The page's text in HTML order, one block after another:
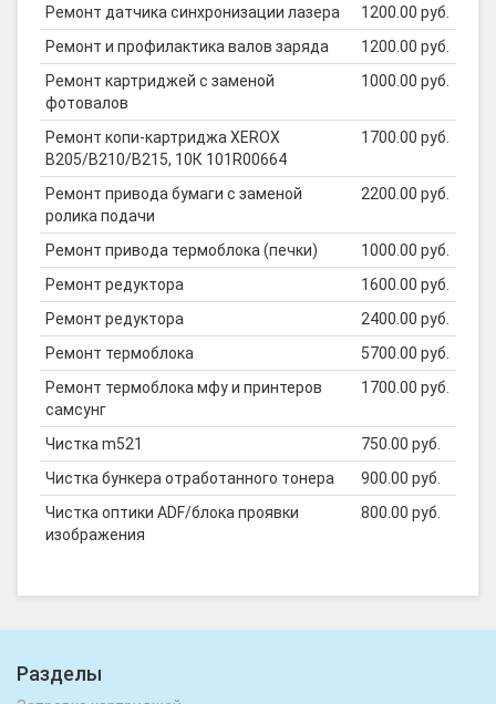
Ремонт датчика синхронизации лазера
1200.00 руб.
Ремонт и профилактика валов заряда
1200.00 руб.
Ремонт картриджей с заменой
фотовалов
1000.00 руб.
Ремонт копи-картриджа XEROX
B205/B210/B215, 10К 101R00664
1700.00 руб.
Ремонт привода бумаги с заменой
ролика подачи
2200.00 руб.
Ремонт привода термоблока (печки)
1000.00 руб.
Ремонт редуктора
1600.00 руб.
Ремонт редуктора
2400.00 руб.
Ремонт термоблока
5700.00 руб.
Ремонт термоблока мфу и принтеров
самсунг
1700.00 руб.
Чистка m521
750.00 руб.
Чистка бункера отработанного тонера
900.00 руб.
Чистка оптики ADF/блока проявки
изображения
800.00 руб.
Разделы